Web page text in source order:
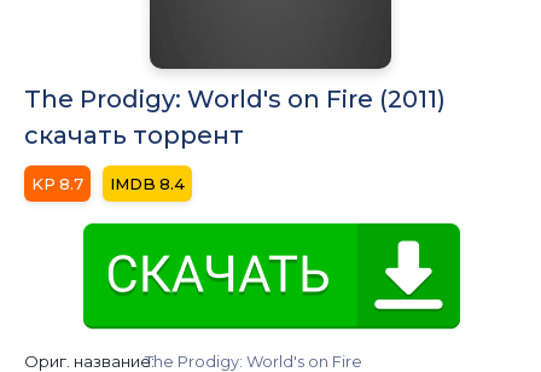
The Prodigy: World's on Fire (2011)
скачать торрент
8.7 8.4
Ориг. название:The Prodigy: World's on Fire